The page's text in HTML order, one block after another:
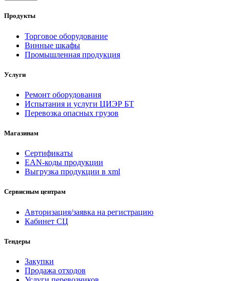
Продукты
Торговое оборудование
Винные шкафы
Промышленная продукция
Услуги
Ремонт оборудования
Испытания и услуги ЦИЭР БТ
Перевозка опасных грузов
Магазинам
Сертификаты
EAN-коды продукции
Выгрузка продукции в xml
Сервисным центрам
Авторизация/заявка на регистрацию
Кабинет СЦ
Тендеры
Закупки
Продажа отходов